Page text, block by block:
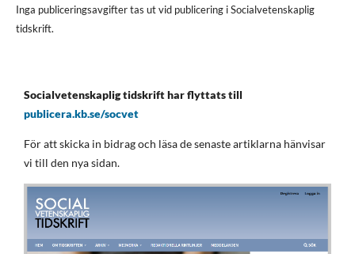
Inga publiceringsavgifter tas ut vid publicering i Socialvetenskaplig
tidskrift.
Socialvetenskaplig tidskrift har flyttats till
publicera.kb.se/socvet
För att skicka in bidrag och läsa de senaste artiklarna hänvisar
vi till den nya sidan.